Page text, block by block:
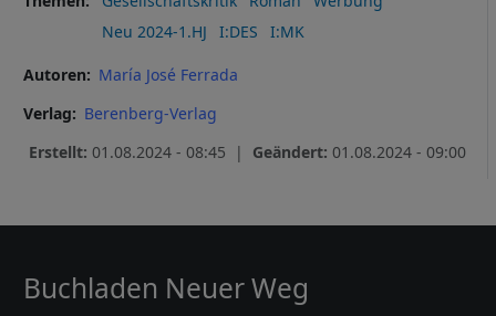
Neu 2024-1.HJ
I:DES I:MK
Autoren
María José Ferrada
Verlag
Berenberg-Verlag
Erstellt: 01.08.2024 - 08:45 | Geändert: 01.08.2024 - 09:00
Buchladen Neuer Weg